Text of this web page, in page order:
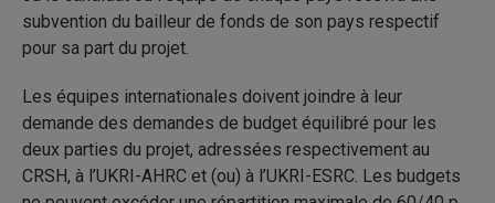
subvention du bailleur de fonds de son pays respectif
pour sa part du projet.
Les équipes internationales doivent joindre à leur
demande des demandes de budget équilibré pour les
deux parties du projet, adressées respectivement au
CRSH, à l’UKRI-AHRC et (ou) à l’UKRI-ESRC. Les budgets